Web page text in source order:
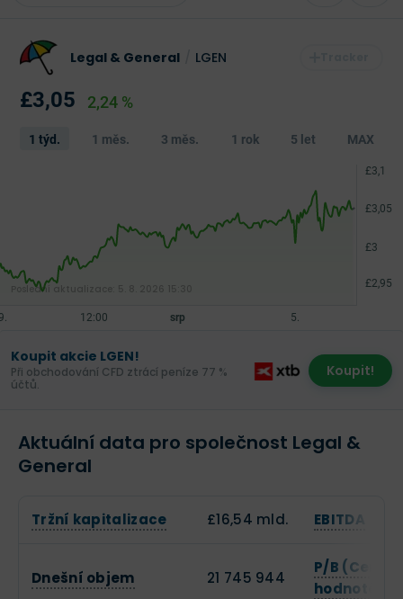
Legal & General LGEN
£3,05 2,24 %
1 týd. 1 měs. 3 měs. 1 rok 5 let MAX
Koupit akcie LGEN!
Při obchodování CFD ztrácí peníze 77 %
účtů.
Koupit!
Poslední aktualizace:
Aktuální data pro společnost Legal &
General
Tržní kapitalizace £16,54 mld. EBITDA
Dnešní objem 21 745 944
P/B (Cena
hodnotě)